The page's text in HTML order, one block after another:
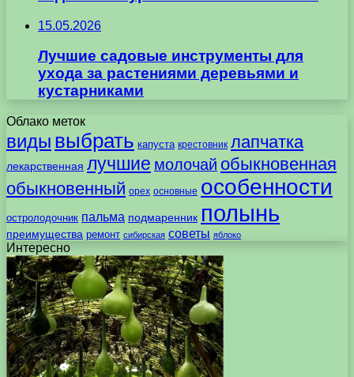
15.05.2026
Лучшие садовые инструменты для
ухода за растениями деревьями и
кустарниками
Облако меток
виды выбрать капуста крестовник лапчатка
лекарственная лучшие молочай обыкновенная
обыкновенный орех основные особенности
остролодочник пальма подмаренник полынь
преимущества ремонт сибирская советы яблоко
Интересно